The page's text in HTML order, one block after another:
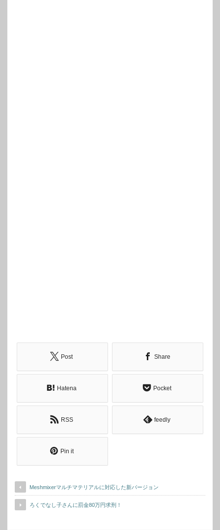
Post Share
Hatena Pocket
RSS feedly
Pin it
Meshmixerマルチマテリアルに対応した新バージョン
ろくでなし子さんに罰金80万円求刑！